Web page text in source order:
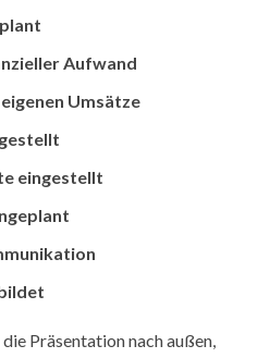
Aufwand
Umsätze
eingestellt
Präsentation nach außen,